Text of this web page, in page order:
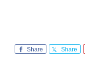
Share Share